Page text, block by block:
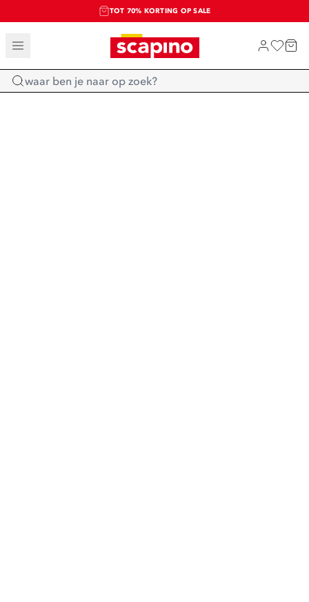
TOT 70% KORTING OP SALE
SALE: LAATSTE KANS!
SHOP NIEUW
Home